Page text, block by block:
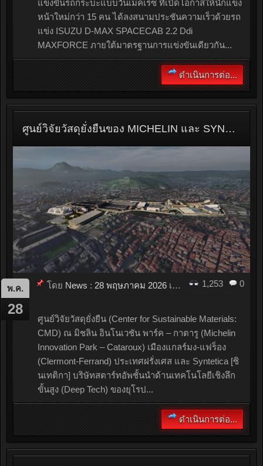
แข่งขันรถกระบะแบบวันเมคเรซ ที่เปิดโอกาสให้นักแข่ง
หน้าใหม่กว่า 15 คน ได้ลงสนามประชันความเร็วด้วยรถ
แข่ง ISUZU D-MAX SPACECAB 2.2 Ddi
MAXFORCE ภายใต้มาตรฐานการแข่งขันเดียวกัน...
ดำเนินการต่อ...
ศูนย์วิจัยวัสดุยั่งยืนของ MICHELIN และ SYNTETICA ประกาศความร่วมมือครั้งสำคัญ เพื่อเร่งขับเคลื่อนนวัตกรรมเทคโนโลยีรีไซเคิลไนลอน สู่ระดับอุตสาหกรรม
พ.ค.
28
0
1,253
โดย News : 28 พฤษภาคม 2026 เมื่อ 12:06
ศูนย์วิจัยวัสดุยั่งยืน (Center for Sustainable Materials:
CMD) ณ มิชลิน อินโนเวชัน พาร์ค – กาตารู (Michelin
Innovation Park – Cataroux) เมืองแกลร์มง-แฟร็อง
(Clermont-Ferrand) ประเทศฝรั่งเศส และ Syntetica [ซิ
นเทติกา] บริษัทสตาร์ทอัพชั้นนำด้านเทคโนโลยีเชิงลึก
ขั้นสูง (Deep Tech) ของยุโรป...
ดำเนินการต่อ...